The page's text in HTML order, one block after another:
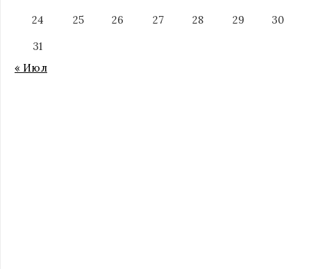
24
25 26 27 28 29
30
31
« Июл